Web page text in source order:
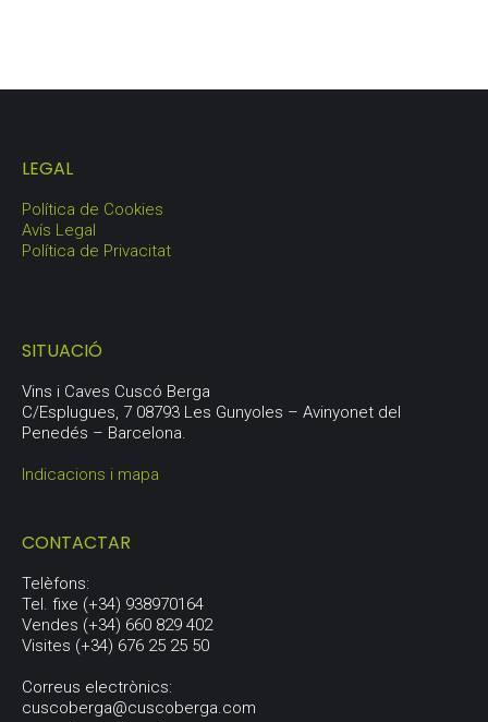
LEGAL
Política de Cookies
Avís Legal
Política de Privacitat
SITUACIÓ
Vins i Caves Cuscó Berga
C/Esplugues, 7 08793 Les Gunyoles – Avinyonet del
Penedés – Barcelona.
Indicacions i mapa
CONTACTAR
Telèfons:
Tel. fixe (+34) 938970164
Vendes (+34) 660 829 402
Visites (+34) 676 25 25 50
Correus electrònics:
cuscoberga@cuscoberga.com